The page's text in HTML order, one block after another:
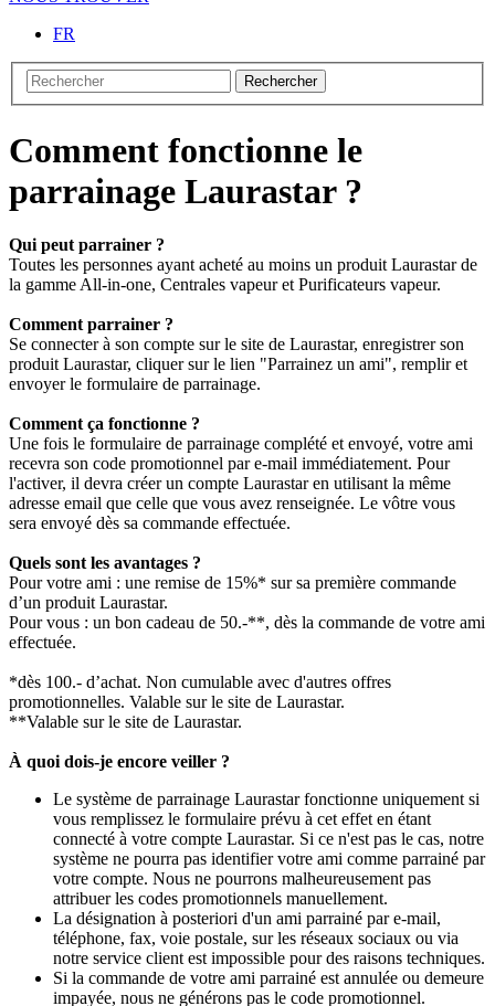
FR
Rechercher
Comment fonctionne le
parrainage Laurastar ?
Qui peut parrainer ?
Toutes les personnes ayant acheté au moins un produit Laurastar de
la gamme All-in-one, Centrales vapeur et Purificateurs vapeur.
Comment parrainer ?
Se connecter à son compte sur le site de Laurastar, enregistrer son
produit Laurastar, cliquer sur le lien "Parrainez un ami", remplir et
envoyer le formulaire de parrainage.
Comment ça fonctionne ?
Une fois le formulaire de parrainage complété et envoyé, votre ami
recevra son code promotionnel par e-mail immédiatement. Pour
l'activer, il devra créer un compte Laurastar en utilisant la même
adresse email que celle que vous avez renseignée. Le vôtre vous
sera envoyé dès sa commande effectuée.
Quels sont les avantages ?
Pour votre ami : une remise de 15%* sur sa première commande
d’un produit Laurastar.
Pour vous : un bon cadeau de 50.-**, dès la commande de votre ami
effectuée.
*dès 100.- d’achat. Non cumulable avec d'autres offres
promotionnelles. Valable sur le site de Laurastar.
**Valable sur le site de Laurastar.
À quoi dois-je encore veiller ?
Le système de parrainage Laurastar fonctionne uniquement si
vous remplissez le formulaire prévu à cet effet en étant
connecté à votre compte Laurastar. Si ce n'est pas le cas, notre
système ne pourra pas identifier votre ami comme parrainé par
votre compte. Nous ne pourrons malheureusement pas
attribuer les codes promotionnels manuellement.
La désignation à posteriori d'un ami parrainé par e-mail,
téléphone, fax, voie postale, sur les réseaux sociaux ou via
notre service client est impossible pour des raisons techniques.
Si la commande de votre ami parrainé est annulée ou demeure
impayée, nous ne générons pas le code promotionnel.